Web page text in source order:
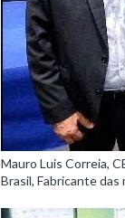
Mauro Luis Correia,
Brasil, Fabricante